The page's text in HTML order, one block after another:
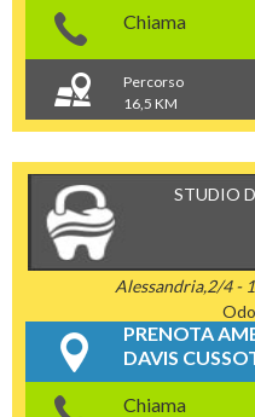
Chiama
Percorso
16,5 KM
STUDIO
Alessandria,2/4 -
PRENOTA
DAVIS
Chiama